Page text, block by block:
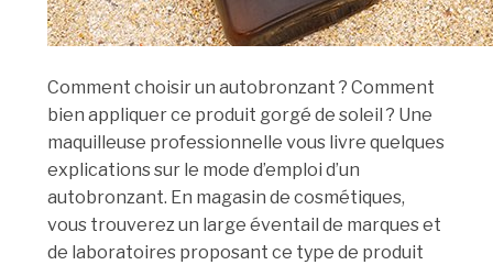
Comment choisir un autobronzant ? Comment
bien appliquer ce produit gorgé de soleil ? Une
maquilleuse professionnelle vous livre quelques
explications sur le mode d’emploi d’un
autobronzant. En magasin de cosmétiques,
vous trouverez un large éventail de marques et
de laboratoires proposant ce type de produit